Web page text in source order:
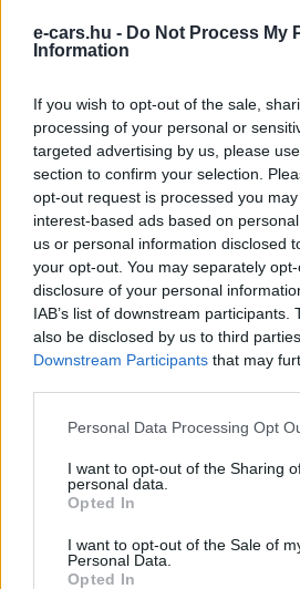
e-cars.hu - Do Not Process My
Information
If you wish to opt-out of the sale,
processing of your personal or
targeted advertising by us, please
section to confirm your selection.
opt-out request is processed you
interest-based ads based on
us or personal information disclosed
your opt-out. You may separately
disclosure of your personal
IAB’s list of downstream participants.
also be disclosed by us to third
Downstream Participants that may
Personal Data Processing Opt
I want to opt-out of the Sharing
personal data.
Opted In
I want to opt-out of the Sale of
Personal Data.
Opted In
Porsche
Hamarosan érkezik a
Porsche crossover
e-cars.hu - 2018-10-20
A Taycan után hamarosan érkezik egy
crossover.